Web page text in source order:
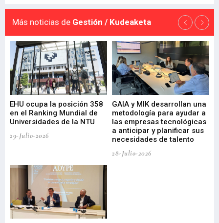
Más noticias de Gestión / Kudeaketa
EHU ocupa la posición 358
en el Ranking Mundial de
Universidades de la NTU
29-Julio-2026
GAIA y MIK desarrollan una
metodología para ayudar a
las empresas tecnológicas
a anticipar y planificar sus
necesidades de talento
28-Julio-2026